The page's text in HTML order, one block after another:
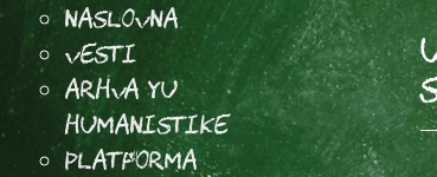
Naslovna
Vesti
Arhva YU
Humanistike
Platforma